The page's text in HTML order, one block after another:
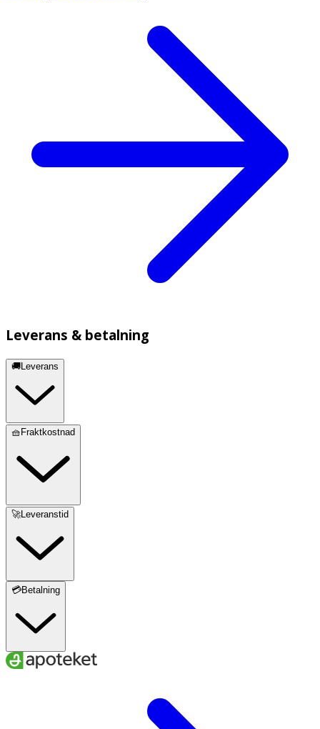
Leverans & betalning
🚚Leverans
🧺Fraktkostnad
🚀Leveranstid
💳Betalning